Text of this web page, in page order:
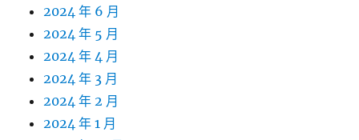
2024 年 6 月
2024 年 5 月
2024 年 4 月
2024 年 3 月
2024 年 2 月
2024 年 1 月